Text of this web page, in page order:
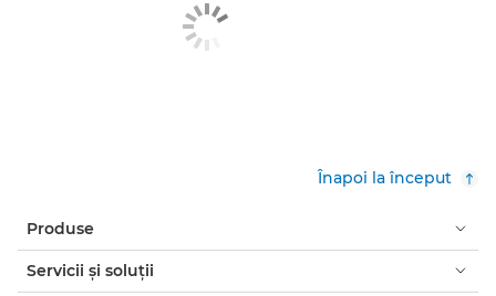
Înapoi la început
Produse
Servicii şi soluţii